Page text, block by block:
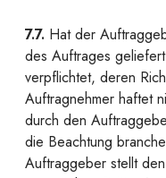
7.7. Hat der
des Auftrages
verpflichtet, deren
Auftragnehmer haftet
durch den
die Beachtung
Auftraggeber stellt